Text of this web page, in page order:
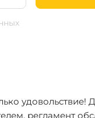
удовольствие!
регламент